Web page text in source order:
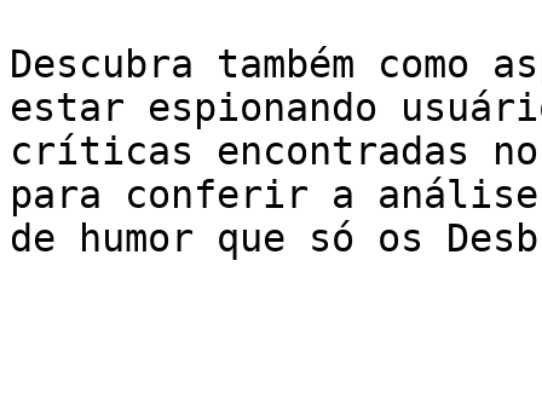
Descubra também como
estar espionando
críticas encontradas
para conferir a análise
de humor que só os